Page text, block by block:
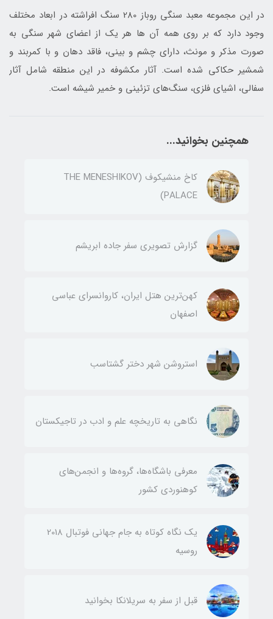
در این مجموعه معبد سنگی روباز 280 سنگ افراشته در ابعاد مختلف
وجود دارد که بر روی همه آن ها هر یک از اعضای شهر سنگی به
صورت مذکر و مونث، دارای چشم و بینی، فاقد دهان و با کمربند و
شمشیر حکاکی شده است. آثار مكشوفه در این منطقه شامل آثار
سفالی، اشیای فلزی، سنگ‌های تزئینی و خمیر شیشه است.
همچنین بخوانید...
کاخ منشیکوف (THE MENESHIKOV
PALACE)
گزارش تصویری سفر جاده ابریشم
کهن‌ترین هتل ایران، کاروانسرای عباسی
اصفهان
استروشن شهر دختر گشتاسب
نگاهی به تاریخچه علم و ادب در تاجیکستان
معرفی باشگاه‌ها، گروه‌ها و انجمن‌های
کوهنوردی کشور
یک نگاه کوتاه به جام جهانی فوتبال 2018
روسیه
قبل از سفر به سریلانکا بخوانید